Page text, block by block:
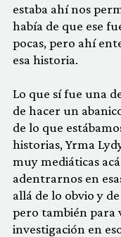
estaba ahí nos
había de que ese
pocas, pero ahí
esa historia.
Lo que sí fue una
de hacer un
de lo que
historias, Yrma
muy mediáticas
adentrarnos en
allá de lo obvio y
pero también para
investigación en